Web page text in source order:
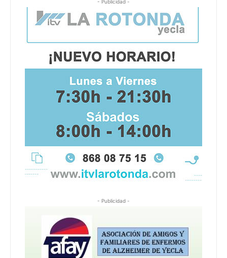
- Publicidad -
- Publicidad -